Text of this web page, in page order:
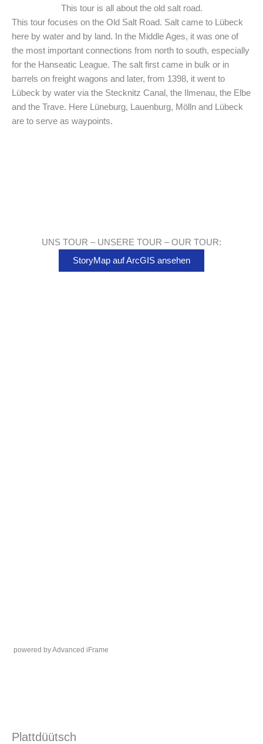
This tour is all about the old salt road.
This tour focuses on the Old Salt Road. Salt came to Lübeck
here by water and by land. In the Middle Ages, it was one of
the most important connections from north to south, especially
for the Hanseatic League. The salt first came in bulk or in
barrels on freight wagons and later, from 1398, it went to
Lübeck by water via the Stecknitz Canal, the Ilmenau, the Elbe
and the Trave. Here Lüneburg, Lauenburg, Mölln and Lübeck
are to serve as waypoints.
UNS TOUR – UNSERE TOUR – OUR TOUR:
StoryMap auf ArcGIS ansehen
powered by Advanced iFrame
Plattdüütsch